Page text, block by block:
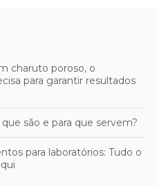
charuto poroso, o
para garantir resultados
são e para que servem?
para laboratórios: Tudo o